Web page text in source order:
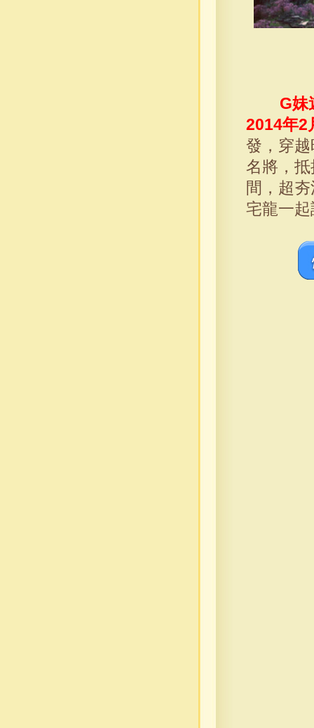
G妹
2014年2
發，穿
名將，
間，超
宅龍一